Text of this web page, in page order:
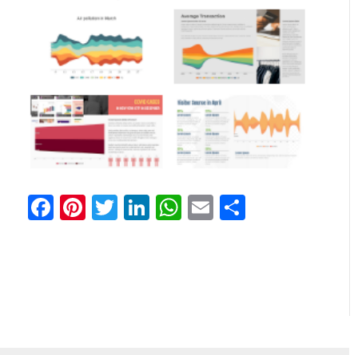
Facebook
Pinterest
Twitter
LinkedIn
WhatsApp
Email